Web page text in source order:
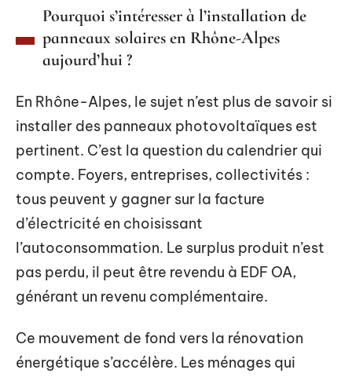
Pourquoi s’intéresser à l’installation de
panneaux solaires en Rhône-Alpes
aujourd’hui ?
En Rhône-Alpes, le sujet n’est plus de savoir si
installer des panneaux photovoltaïques est
pertinent. C’est la question du calendrier qui
compte. Foyers, entreprises, collectivités :
tous peuvent y gagner sur la facture
d’électricité en choisissant
l’autoconsommation. Le surplus produit n’est
pas perdu, il peut être revendu à EDF OA,
générant un revenu complémentaire.
Ce mouvement de fond vers la rénovation
énergétique s’accélère. Les ménages qui